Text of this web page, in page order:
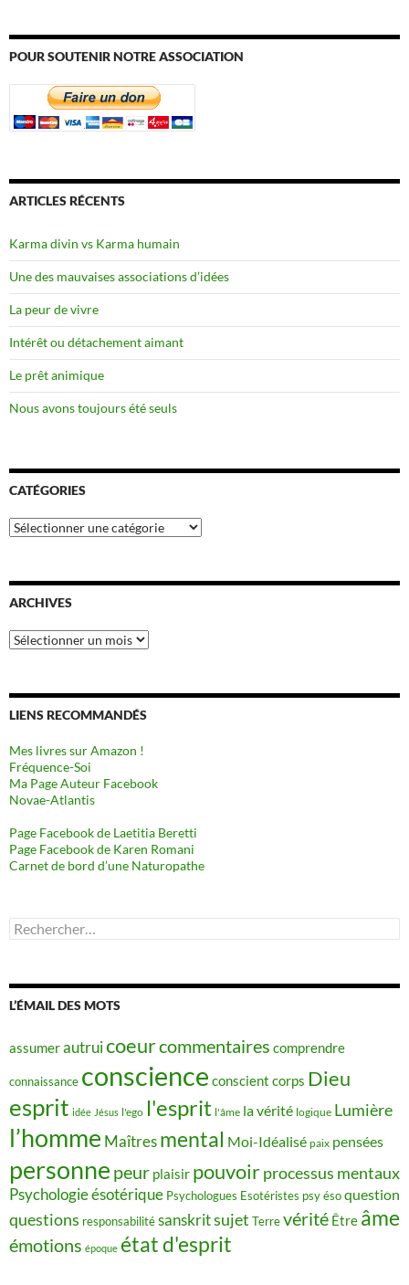
POUR SOUTENIR NOTRE ASSOCIATION
ARTICLES RÉCENTS
Karma divin vs Karma humain
Une des mauvaises associations d’idées
La peur de vivre
Intérêt ou détachement aimant
Le prêt animique
Nous avons toujours été seuls
CATÉGORIES
Catégories
ARCHIVES
Archives
LIENS RECOMMANDÉS
Mes livres sur Amazon !
Fréquence-Soi
Ma Page Auteur Facebook
Novae-Atlantis
Page Facebook de Laetitia Beretti
Page Facebook de Karen Romani
Carnet de bord d’une Naturopathe
Rechercher :
L’ÉMAIL DES MOTS
assumerautruicoeurcommentaires comprendre
connaissance conscience conscient corps Dieu
esprit idée Jésus l'ego l'esprit l'âme la vérité logique Lumière
l’homme Maîtres mental Moi-Idéalisé paix pensées
personne peur plaisir pouvoirprocessus mentaux
Psychologie ésotérique Psychologues Esotéristes psy ésoquestion
questions responsabilitésanskritsujet Terrevérité Être âme
émotions époque état d'esprit